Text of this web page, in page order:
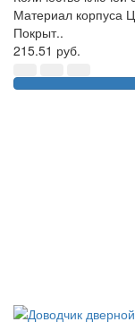
Материал корпуса
Покрыт..
215.51 руб.